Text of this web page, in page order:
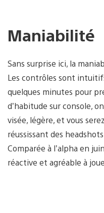
Maniabilité
Sans surprise ici, la
Les contrôles sont
quelques minutes pour
d’habitude sur console,
visée, légère, et vous
réussissant des
Comparée à l’alpha en
réactive et agréable à